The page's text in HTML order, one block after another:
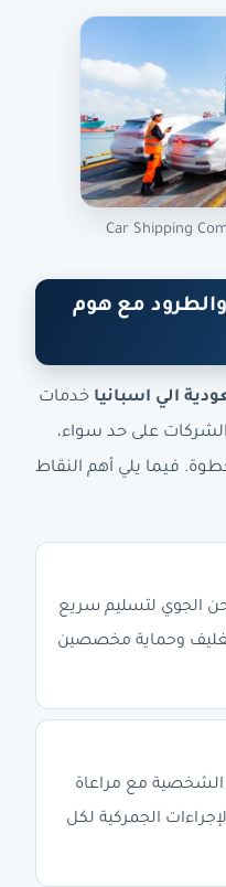
Car Shipping
مع هوم
الي اسبانيا خدمات
على حد سواء،
فيما يلي أهم النقاط
الجوي لتسليم سريع
وحماية مخصصين
الشخصية مع مراعاة
الجمركية لكل